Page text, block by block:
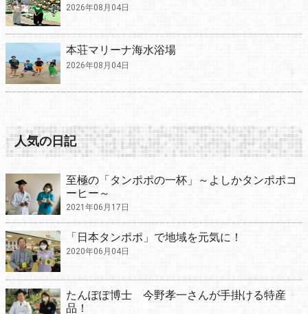
2026年08月04日
本荘マリーナ海水浴場
2026年08月04日
人気の日記
至極の「タンポポの一杯」～よしかタンポポコ
ーヒー～
2021年06月17日
「日本タンポポ」で地域を元気に！
2020年06月04日
たんぽぽ博士 今野孝一さんが手掛ける特産
品！